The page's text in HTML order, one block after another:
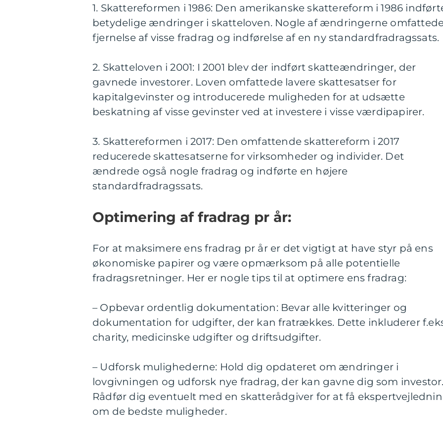
1. Skattereformen i 1986: Den amerikanske skattereform i 1986
betydelige ændringer i skatteloven. Nogle af ændringerne
fjernelse af visse fradrag og indførelse af en ny standardfradragssats.
2. Skatteloven i 2001: I 2001 blev der indført skatteændringer, der
gavnede investorer. Loven omfattede lavere skattesatser for
kapitalgevinster og introducerede muligheden for at udsætte
beskatning af visse gevinster ved at investere i visse værdipapirer.
3. Skattereformen i 2017: Den omfattende skattereform i 2017
reducerede skattesatserne for virksomheder og individer. Det
ændrede også nogle fradrag og indførte en højere
standardfradragssats.
Optimering af fradrag pr år:
For at maksimere ens fradrag pr år er det vigtigt at have styr på ens
økonomiske papirer og være opmærksom på alle potentielle
fradragsretninger. Her er nogle tips til at optimere ens fradrag:
– Opbevar ordentlig dokumentation: Bevar alle kvitteringer og
dokumentation for udgifter, der kan fratrækkes. Dette inkluderer
charity, medicinske udgifter og driftsudgifter.
– Udforsk mulighederne: Hold dig opdateret om ændringer i
lovgivningen og udforsk nye fradrag, der kan gavne dig som
Rådfør dig eventuelt med en skatterådgiver for at få
om de bedste muligheder.